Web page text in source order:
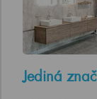
Jediná